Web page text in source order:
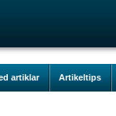
artiklar Artikeltips